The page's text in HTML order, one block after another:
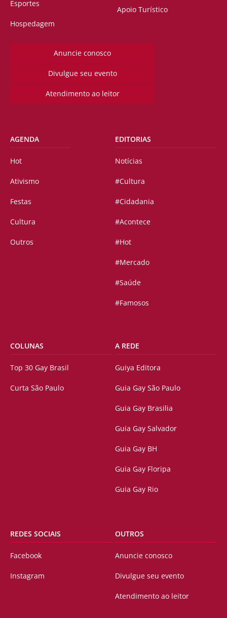
Esportes
Hospedagem
Apoio Turístico
Anuncie conosco
Divulgue seu evento
Atendimento ao leitor
AGENDA
Hot
Ativismo
Festas
Cultura
Outros
EDITORIAS
Notícias
#Cultura
#Cidadania
#Acontece
#Hot
#Mercado
#Saúde
#Famosos
COLUNAS
Top 30 Gay Brasil
Curta São Paulo
A REDE
Guiya Editora
Guia Gay São Paulo
Guia Gay Brasilia
Guia Gay Salvador
Guia Gay BH
Guia Gay Floripa
Guia Gay Rio
REDES SOCIAIS
Facebook
Instagram
OUTROS
Anuncie conosco
Divulgue seu evento
Atendimento ao leitor